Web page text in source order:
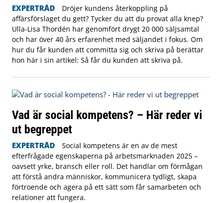
EXPERTRÅD
Dröjer kundens återkoppling på
affärsförslaget du gett? Tycker du att du provat alla knep?
Ulla-Lisa Thordén har genomfört drygt 20 000 säljsamtal
och har över 40 års erfarenhet med säljandet i fokus. Om
hur du får kunden att committa sig och skriva på berättar
hon här i sin artikel: Så får du kunden att skriva på.
Vad är social kompetens? – Här reder vi
ut begreppet
EXPERTRÅD
Social kompetens är en av de mest
efterfrågade egenskaperna på arbetsmarknaden 2025 –
oavsett yrke, bransch eller roll. Det handlar om förmågan
att förstå andra människor, kommunicera tydligt, skapa
förtroende och agera på ett sätt som får samarbeten och
relationer att fungera.